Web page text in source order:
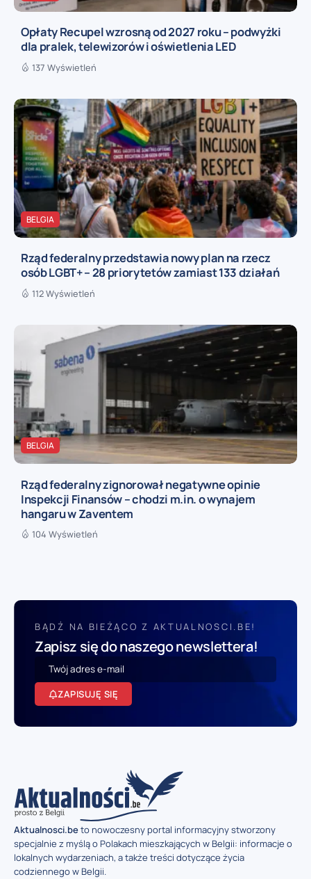
Opłaty Recupel wzrosną od 2027 roku – podwyżki
dla pralek, telewizorów i oświetlenia LED
137 Wyświetleń
BELGIA
Rząd federalny przedstawia nowy plan na rzecz
osób LGBT+ – 28 priorytetów zamiast 133 działań
112 Wyświetleń
BELGIA
Rząd federalny zignorował negatywne opinie
Inspekcji Finansów – chodzi m.in. o wynajem
hangaru w Zaventem
104 Wyświetleń
BĄDŹ NA BIEŻĄCO Z AKTUALNOSCI.BE!
Zapisz się do naszego newslettera!
ZAPISUJĘ SIĘ
Aktualnosci.beto nowoczesny portal informacyjny stworzony
specjalnie z myślą o Polakach mieszkających w Belgii: informacje o
lokalnych wydarzeniach, a także treści dotyczące życia
codziennego w Belgii.